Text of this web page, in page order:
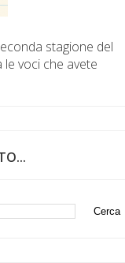
stagione del
voci che avete